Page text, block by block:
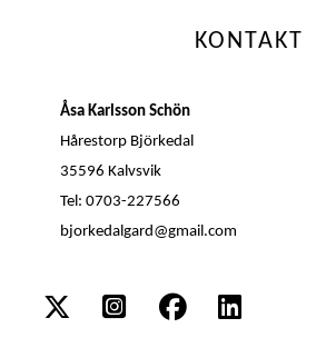
KONTAKT
Åsa Karlsson Schön
Hårestorp Björkedal
35596 Kalvsvik
Tel: 0703-227566
bjorkedalgard@gmail.com